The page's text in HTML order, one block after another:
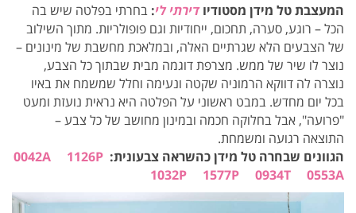
המעצבת טל מידן מסטודיודירתי לי: בחרתי בפלטה שיש בה
הכל – רוגע, סערה, תחכום, ייחודיות וגם פופולריות. מתוך השילוב
של הצבעים הלא שגרתיים האלה, ובמלאכת מחשבת של מינונים –
נוצר לו שיר של ממש. מצרפת דוגמה מבית שבתוך כל הצבע,
נוצרה לה דווקא הרמוניה שקטה ונעימה וחלל שמשמח את באיו
בכל יום מחדש. במבט ראשוני על הפלטה היא נראית נועזת ומעט
"פרועה", אבל בחלוקה חכמה ובמינון מחושב של כל צבע –
התוצאה רגועה ומשמחת.
הגוונים שבחרה טל מידן כהשראה צבעונית:
0042A
1126P
1032P
1577P 0934T 0553A